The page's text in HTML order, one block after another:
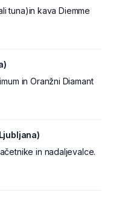
tuna)in kava Diemme
in Oranžni Diamant
in nadaljevalce.